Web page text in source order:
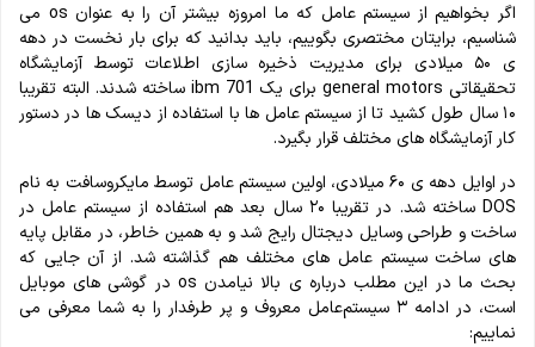
اگر بخواهیم از سیستم عامل که ما امروزه بیشتر آن را به عنوان os می
شناسیم، برایتان مختصری بگوییم، باید بدانید که برای بار نخست در دهه
ی ۵۰ میلادی برای مدیریت ذخیره سازی اطلاعات توسط آزمایشگاه
تحقیقاتی general motors برای یک ibm 701 ساخته شدند. البته تقریبا
۱۰ سال طول کشید تا از سیستم عامل ها با استفاده از دیسک ها در دستور
کار آزمایشگاه های مختلف قرار بگیرد.
در اوایل دهه ی ۶۰ میلادی، اولین سیستم عامل توسط مایکروسافت به نام
DOS ساخته شد. در تقریبا ۲۰ سال بعد هم‌ استفاده از سیستم عامل در
ساخت و طراحی وسایل دیجتال رایج شد و به همین خاطر، در مقابل پایه
های ساخت سیستم عامل های مختلف هم گذاشته شد. از آن جایی که
بحث ما در این مطلب درباره ی بالا نیامدن os در گوشی های موبایل
است، در ادامه ۳ سیستم‌عامل معروف و پر طرفدار را به شما معرفی می
نماییم: